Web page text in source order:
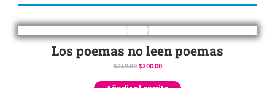
Los poemas no leen poemas
$249.00 $200.00